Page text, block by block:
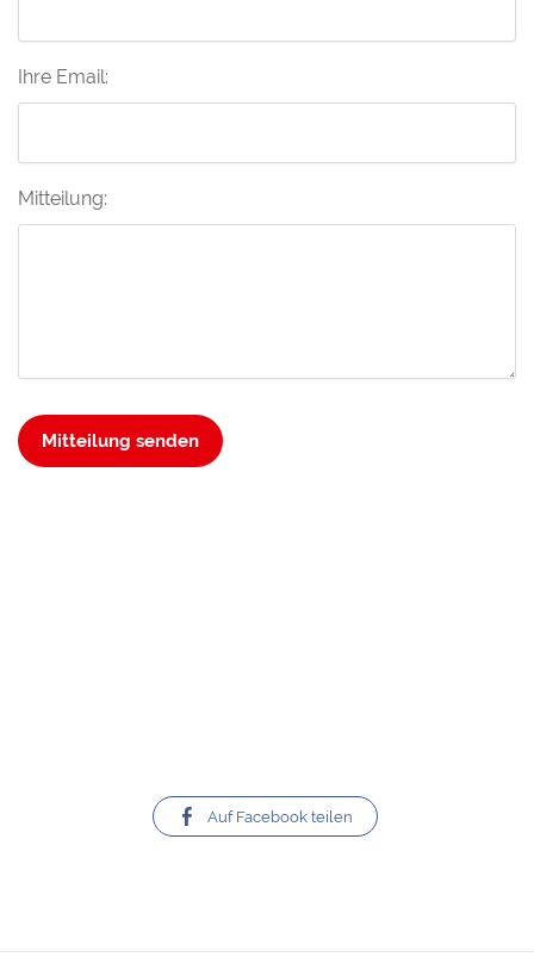
Ihre Email:
Mitteilung:
Mitteilung senden
Auf Facebook teilen